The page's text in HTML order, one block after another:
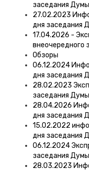
заседания Думы
27.02.2023
дня заседания
17.04.2026 -
внеочередного
Обзоры
06.12.2024
дня заседания
28.02.2023
заседания Думы
28.04.2026
дня заседания
15.02.2022
дня заседания
06.12.2024
заседания Думы
28.03.2023